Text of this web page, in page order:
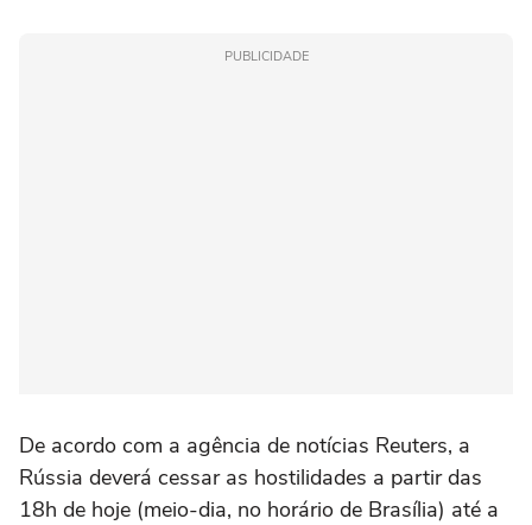
PUBLICIDADE
De acordo com a agência de notícias Reuters, a
Rússia deverá cessar as hostilidades a partir das
18h de hoje (meio-dia, no horário de Brasília) até a